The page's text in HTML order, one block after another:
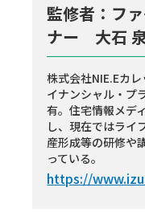
監修者：フ
ナー 大石
株式会社NIE.Eカ
イナンシャル・プ
有。住宅情報メデ
し、現在ではライ
産形成等の研修や
っている。
https://